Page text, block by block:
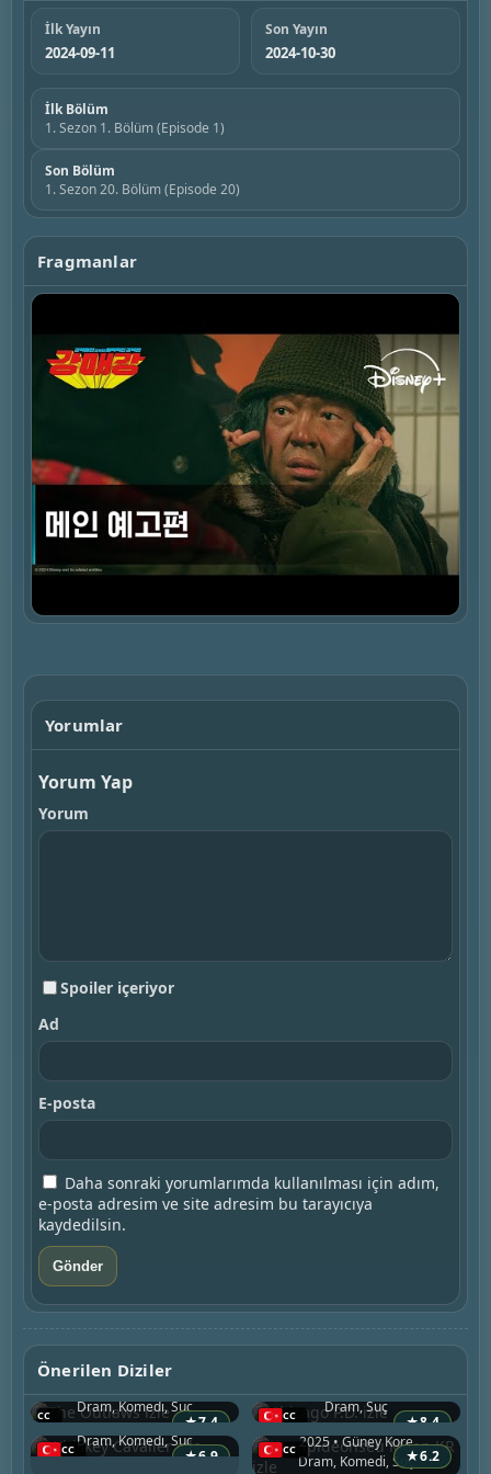
İlk Yayın
2024-09-11
Son Yayın
2024-10-30
İlk Bölüm
1. Sezon 1. Bölüm (Episode 1)
Son Bölüm
1. Sezon 20. Bölüm (Episode 20)
Fragmanlar
Yorumlar
Yorum Yap
Yorum
Spoiler içeriyor
Ad
E-posta
Daha sonraki yorumlarımda kullanılması için adım,
e-posta adresim ve site adresim bu tarayıcıya
kaydedilsin.
Önerilen Diziler
★7.4
The Outlaws
Dram, Komedi, Suç
★8.4
Dram, Suç
★6.9
Whiskey Cavalier
2019 • ABD
Dram, Komedi, Suç
★6.2
Keonpideonseu Maen KR
2025 • Güney Kore
Dram, Komedi, Suç
The Oath Sarinja-ng-Nangam